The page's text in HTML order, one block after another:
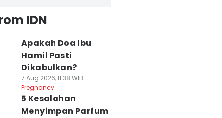
IDN
Apakah Doa Ibu
Hamil Pasti
Dikabulkan?
7 Aug 2026, 11:38 WIB
Pregnancy
5 Kesalahan
Menyimpan Parfum